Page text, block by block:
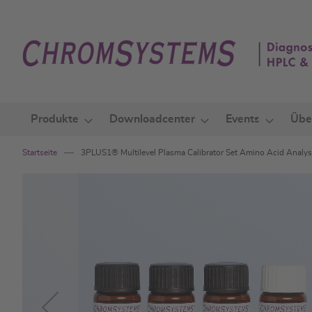
springen
Produkte Downloadcenter Events
Startseite 3PLUS1® Multilevel Plasma Calibrator Set Amino Acid